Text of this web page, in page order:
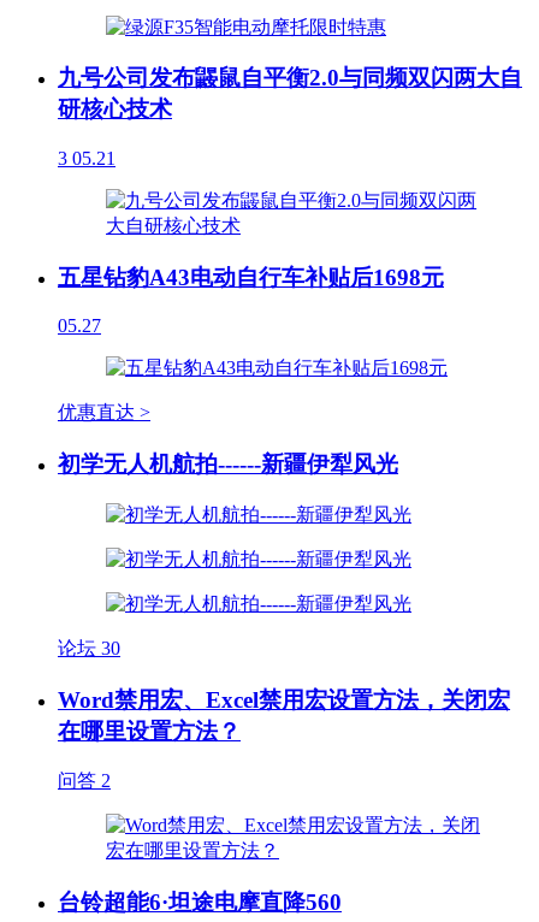
九号公司发布鼹鼠自平衡2.0与同频双闪两大自
研核心技术
3 05.21
五星钻豹A43电动自行车补贴后1698元
05.27
优惠直达 >
初学无人机航拍------新疆伊犁风光
论坛 30
Word禁用宏、Excel禁用宏设置方法，关闭宏
在哪里设置方法？
问答 2
台铃超能6·坦途电摩直降560